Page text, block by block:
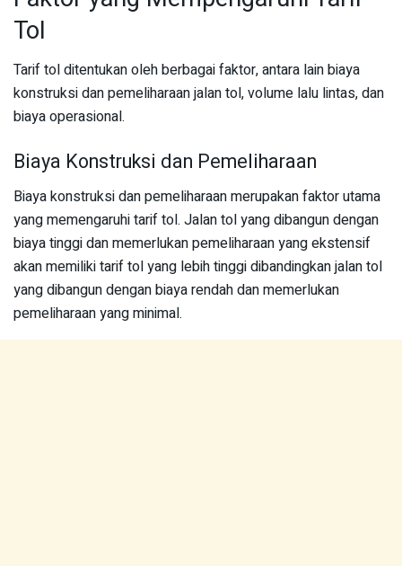
Tol
Tarif tol ditentukan oleh berbagai faktor, antara lain biaya
konstruksi dan pemeliharaan jalan tol, volume lalu lintas, dan
biaya operasional.
Biaya Konstruksi dan Pemeliharaan
Biaya konstruksi dan pemeliharaan merupakan faktor utama
yang memengaruhi tarif tol. Jalan tol yang dibangun dengan
biaya tinggi dan memerlukan pemeliharaan yang ekstensif
akan memiliki tarif tol yang lebih tinggi dibandingkan jalan tol
yang dibangun dengan biaya rendah dan memerlukan
pemeliharaan yang minimal.